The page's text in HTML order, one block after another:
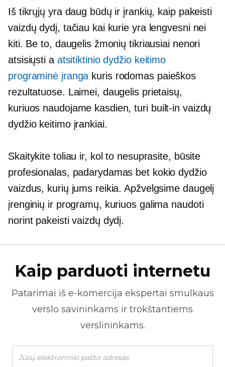
Iš tikrųjų yra daug būdų ir įrankių, kaip pakeisti
vaizdų dydį, tačiau kai kurie yra lengvesni nei
kiti. Be to, daugelis žmonių tikriausiai nenori
atsisiųsti a atsitiktinio dydžio keitimo
programinė įranga kuris rodomas paieškos
rezultatuose. Laimei, daugelis prietaisų,
kuriuos naudojame kasdien, turi built-in vaizdų
dydžio keitimo įrankiai.
Skaitykite toliau ir, kol to nesuprasite, būsite
profesionalas, padarydamas bet kokio dydžio
vaizdus, ​​kurių jums reikia. Apžvelgsime daugelį
įrenginių ir programų, kuriuos galima naudoti
norint pakeisti vaizdų dydį.
Kaip parduoti internetu
Patarimai iš e-komercija ekspertai smulkaus
verslo savininkams ir trokštantiems
verslininkams.